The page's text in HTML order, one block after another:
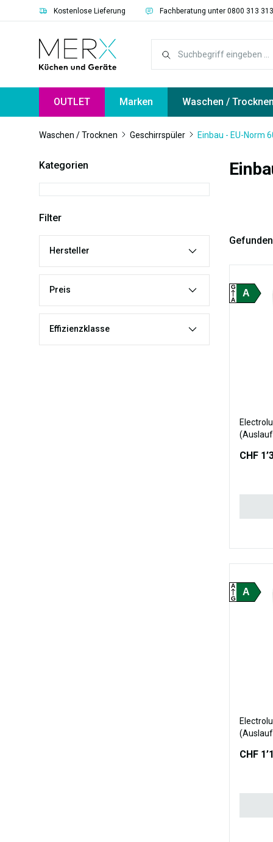
Zur Hauptnavigation springen
Kostenlose Lieferung Fachberatung unter 0800 313 313
OUTLET Marken Waschen / Trocknen
Waschen / Trocknen Geschirrspüler Einbau - EU-Norm
Kategorien
Filter
Hersteller
Preis
Effizienzklasse
A
G
A
CHF
A
A
G
CHF